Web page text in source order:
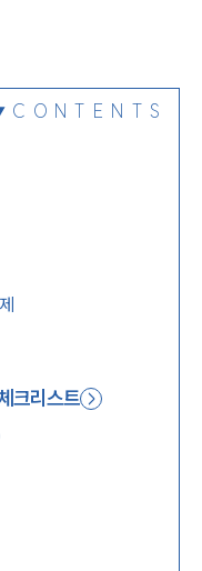
CONTENTS
크리스트